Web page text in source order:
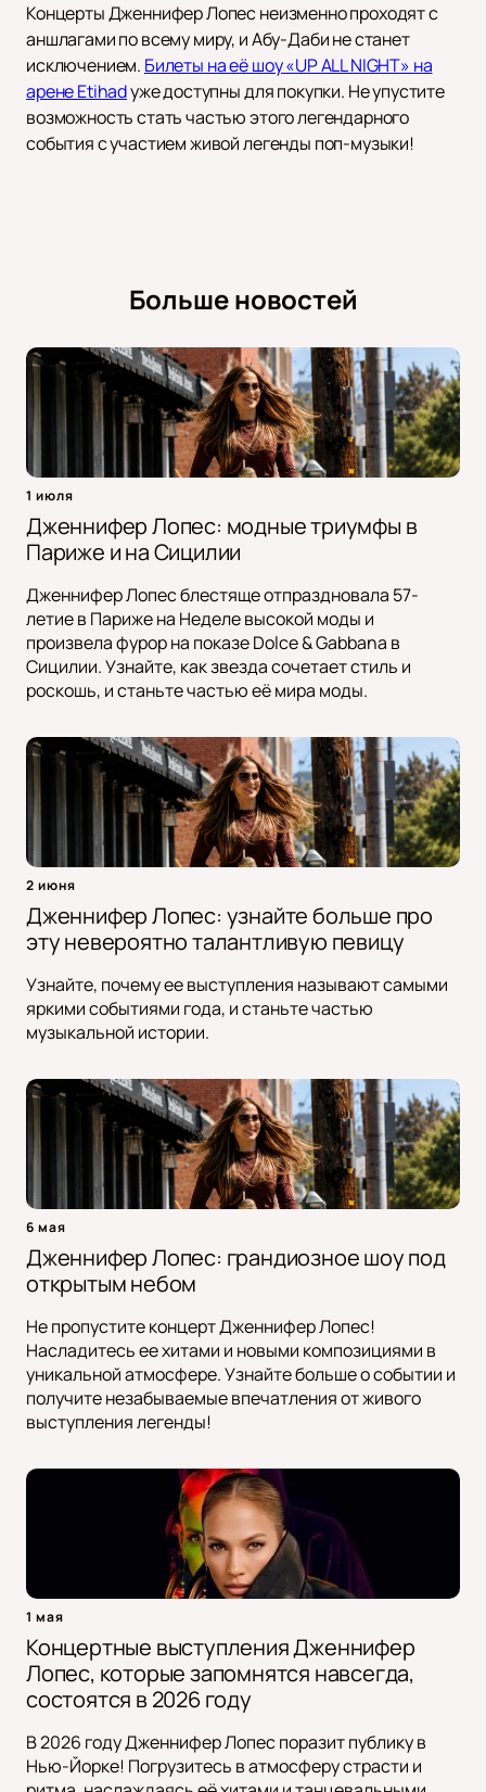
Концерты Дженнифер Лопес неизменно проходят с
аншлагами по всему миру, и Абу-Даби не станет
исключением. Билеты на её шоу «UP ALL NIGHT» на
арене Etihadуже доступны для покупки. Не упустите
возможность стать частью этого легендарного
события с участием живой легенды поп-музыки!
Больше новостей
1 июля
Дженнифер Лопес: модные триумфы в
Париже и на Сицилии
Дженнифер Лопес блестяще отпраздновала 57-
летие в Париже на Неделе высокой моды и
произвела фурор на показе Dolce & Gabbana в
Сицилии. Узнайте, как звезда сочетает стиль и
роскошь, и станьте частью её мира моды.
2 июня
Дженнифер Лопес: узнайте больше про
эту невероятно талантливую певицу
Узнайте, почему ее выступления называют самыми
яркими событиями года, и станьте частью
музыкальной истории.
6 мая
Дженнифер Лопес: грандиозное шоу под
открытым небом
Не пропустите концерт Дженнифер Лопес!
Насладитесь ее хитами и новыми композициями в
уникальной атмосфере. Узнайте больше о событии и
получите незабываемые впечатления от живого
выступления легенды!
1 мая
Концертные выступления Дженнифер
Лопес, которые запомнятся навсегда,
состоятся в 2026 году
В 2026 году Дженнифер Лопес поразит публику в
Нью-Йорке! Погрузитесь в атмосферу страсти и